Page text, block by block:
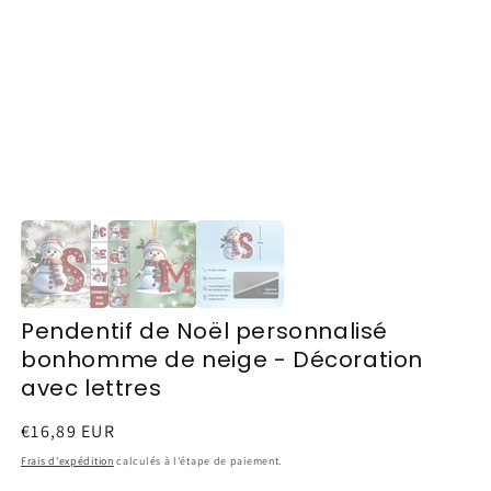
Pendentif de Noël personnalisé
bonhomme de neige - Décoration
avec lettres
Prix
habituel
€16,89 EUR
Frais d'expédition calculés à l'étape de paiement.